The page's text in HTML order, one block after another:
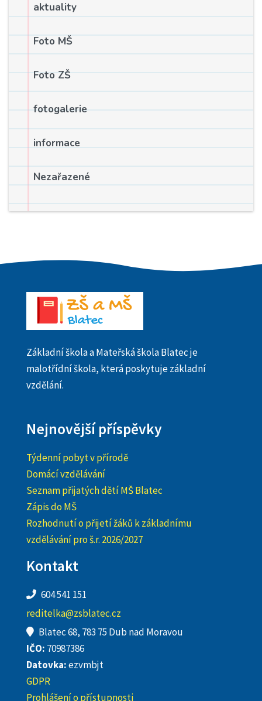
aktuality
Foto MŠ
Foto ZŠ
fotogalerie
informace
Nezařazené
Základní škola a Mateřská škola Blatec je
malotřídní škola, která poskytuje základní
vzdělání.
Nejnovější příspěvky
Týdenní pobyt v přírodě
Domácí vzdělávání
Seznam přijatých dětí MŠ Blatec
Zápis do MŠ
Rozhodnutí o přijetí žáků k základnímu
vzdělávání pro š.r. 2026/2027
Kontakt
604 541 151
reditelka@zsblatec.cz
Blatec 68, 783 75 Dub nad Moravou
IČO: 70987386
Datovka:ezvmbjt
GDPR
Prohlášení o přístupnosti